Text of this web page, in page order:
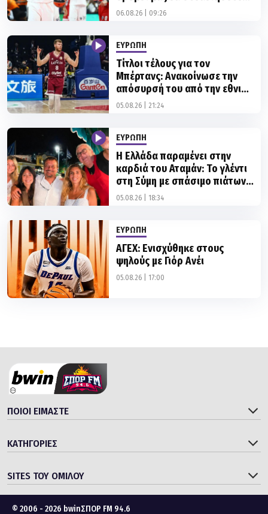
ξανά»
06.08.26 | 09:26
ΕΥΡΩΠΗ
Τίτλοι τέλους για τον
Μπέρτανς: Ανακοίνωσε την
απόσυρσή του από την εθνική
Λετονίας
05.08.26 | 21:24
ΕΥΡΩΠΗ
Η Ελλάδα παραμένει στην
καρδιά του Αταμάν: Το γλέντι
στη Σύμη με σπάσιμο πιάτων
και... Βίσση!
05.08.26 | 18:34
ΕΥΡΩΠΗ
ΑΓΕΧ: Ενισχύθηκε στους
ψηλούς με Γιόρ Ανέι
05.08.26 | 17:00
ΠΟΙΟΙ ΕΙΜΑΣΤΕ
ΚΑΤΗΓΟΡΙΕΣ
SITES ΤΟΥ ΟΜΙΛΟΥ
© 2006 - 2026 bwinΣΠΟΡ FM 94.6